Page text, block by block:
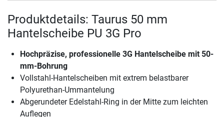
Produktdetails: Taurus 50 mm
Hantelscheibe PU 3G Pro
Hochpräzise, professionelle 3G Hantelscheibe mit 50-
mm-Bohrung
Vollstahl-Hantelscheiben mit extrem belastbarer
Polyurethan-Ummantelung
Abgerundeter Edelstahl-Ring in der Mitte zum leichten
Auflegen